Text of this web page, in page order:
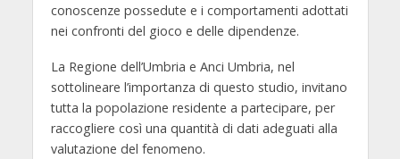
conoscenze possedute e i comportamenti adottati
nei confronti del gioco e delle dipendenze.
La Regione dell’Umbria e Anci Umbria, nel
sottolineare l’importanza di questo studio, invitano
tutta la popolazione residente a partecipare, per
raccogliere così una quantità di dati adeguati alla
valutazione del fenomeno.